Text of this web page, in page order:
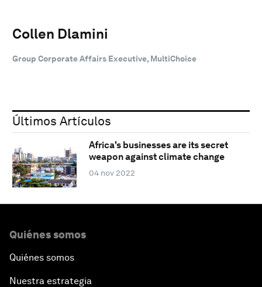
Collen Dlamini
Group Corporate Affairs Executive, MultiChoice
Últimos Artículos
Africa's businesses are its secret
weapon against climate change
04 nov 2022
Quiénes somos
Quiénes somos
Nuestra estrategia